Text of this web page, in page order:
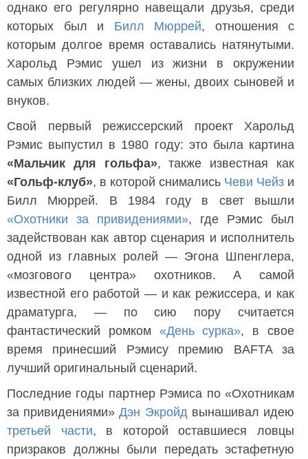
однако его регулярно навещали друзья, среди
которых был и Билл Мюррей, отношения с
которым долгое время оставались натянутыми.
Харольд Рэмис ушел из жизни в окружении
самых близких людей — жены, двоих сыновей и
внуков.
Свой первый режиссерский проект Харольд
Рэмис выпустил в 1980 году: это была картина
«Мальчик для гольфа», также известная как
«Гольф-клуб», в которой снимались Чеви Чейз и
Билл Мюррей. В 1984 году в свет вышли
«Охотники за привидениями», где Рэмис был
задействован как автор сценария и исполнитель
одной из главных ролей — Эгона Шпенглера,
«мозгового центра» охотников. А самой
известной его работой — и как режиссера, и как
драматурга, — по сию пору считается
фантастический ромком «День сурка», в свое
время принесший Рэмису премию BAFTA за
лучший оригинальный сценарий.
Последние годы партнер Рэмиса по «Охотникам
за привидениями»Дэн Экройдвынашивал идею
третьей части, в которой оставшиеся ловцы
призраков должны были передать эстафетную